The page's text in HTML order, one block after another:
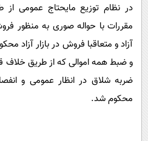
در نظام توزیع مایحتاج عمومی
مقررات با حواله صوری به منظور
ضربه شلاق در انظار عمومی و
محکوم شد.